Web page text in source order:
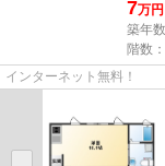
7万円
築年
階数
インターネット無料！